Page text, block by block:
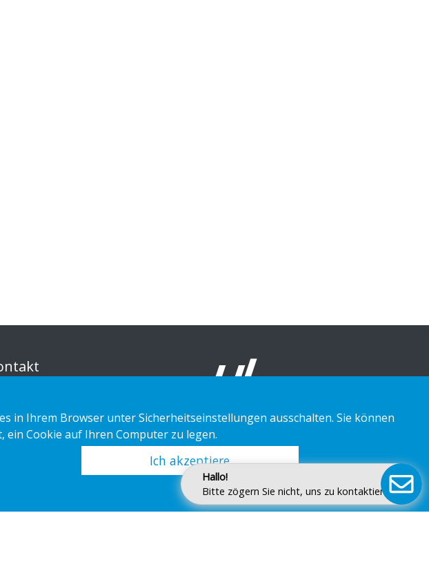
Hallo!
Bitte zögern Sie nicht, uns zu kontaktieren.
in Ihrem Browser unter Sicherheitseinstellungen ausschalten. Sie können
ein Cookie auf Ihren Computer zu legen.
Ich akzeptiere